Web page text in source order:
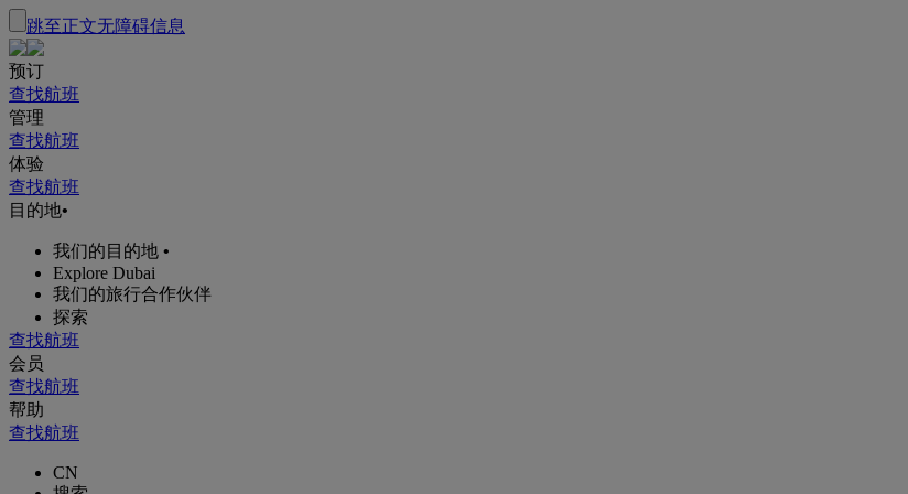
跳至正文无障碍信息
预订
查找航班
管理
查找航班
体验
查找航班
目的地•
我们的目的地 •
Explore Dubai
我们的旅行合作伙伴
探索
查找航班
会员
查找航班
帮助
查找航班
CN